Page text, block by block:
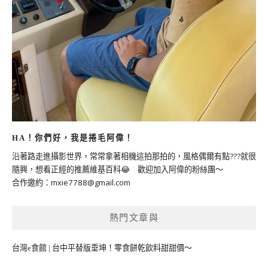
HA！你們好，我是捲毛阿偉！
沿著路走進攝影世界，常常拿著相機這拍那拍的，風格偶爾有點???就很
隨興，想看正經的推薦維基百科😂 歡迎加入阿偉的粉絲團～
合作邀約： mxie7788@gmail.com
熱門文章與
台灣e食館 | 台中平替版垂坤！零食餅乾飲料甜甜價～